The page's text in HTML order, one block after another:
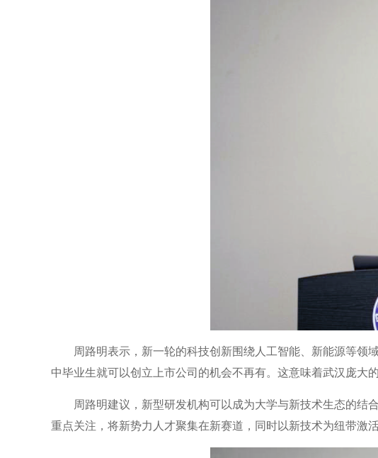
周路明表示，新一轮的科技创新围绕人工智能、新能源等领
中毕业生就可以创立上市公司的机会不再有。这意味着武汉庞大
周路明建议，新型研发机构可以成为大学与新技术生态的结
重点关注，将新势力人才聚集在新赛道，同时以新技术为纽带激